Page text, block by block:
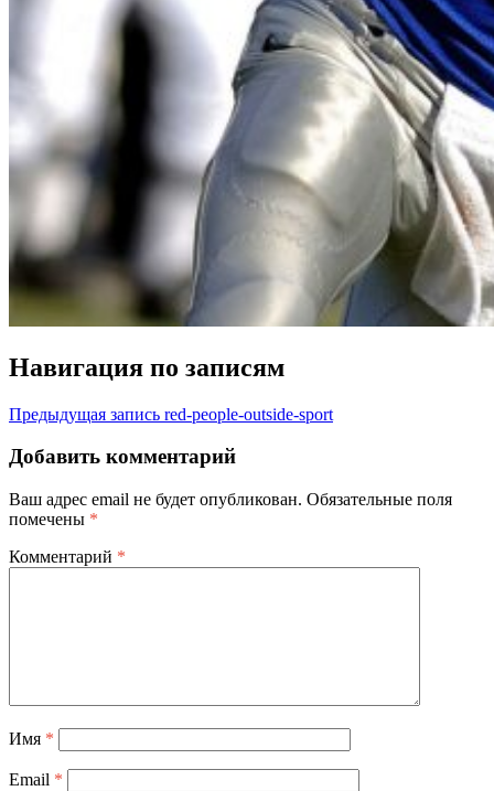
Навигация по записям
Предыдущая запись red-people-outside-sport
Добавить комментарий
Ваш адрес email не будет опубликован. Обязательные поля
помечены *
Комментарий *
Имя *
Email *